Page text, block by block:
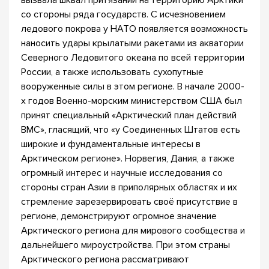
со стороны ряда государств. С исчезновением
ледового покрова у НАТО появляется возможность
наносить удары крылатыми ракетами из акватории
Северного Ледовитого океана по всей территории
России, а также использовать сухопутные
вооруженные силы в этом регионе. В начале 2000-
х годов Военно-морским министерством США был
принят специальный «Арктический план действий
ВМС», гласящий, что «у Соединенных Штатов есть
широкие и фундаментальные интересы в
Арктическом регионе». Норвегия, Дания, а также
огромный интерес и научные исследования со
стороны стран Азии в приполярных областях и их
стремление зарезервировать своё присутствие в
регионе, демонстрируют огромное значение
Арктического региона для мирового сообщества и
дальнейшего мироустройства. При этом страны
Арктического региона рассматривают